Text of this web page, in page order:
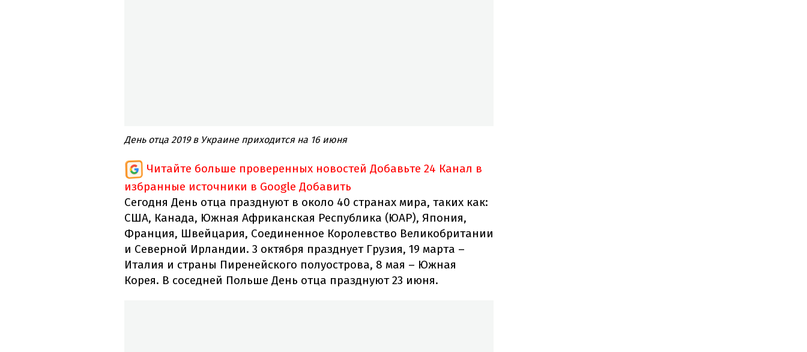
День отца 2019 в Украине приходится на 16 июня
Читайте больше проверенных новостей Добавьте 24 Канал в
избранные источники в Google Добавить
Сегодня День отца празднуют в около 40 странах мира, таких как:
США, Канада, Южная Африканская Республика (ЮАР), Япония,
Франция, Швейцария, Соединенное Королевство Великобритании
и Северной Ирландии. 3 октября празднует Грузия, 19 марта –
Италия и страны Пиренейского полуострова, 8 мая – Южная
Корея. В соседней Польше День отца празднуют 23 июня.